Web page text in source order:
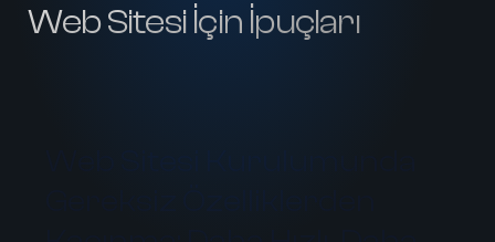
Web Sitesi İçin İpuçları